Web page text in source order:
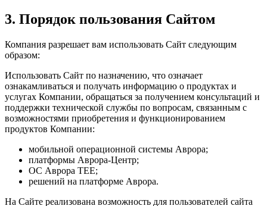
3. Порядок пользования Сайтом
Компания разрешает вам использовать Сайт следующим
образом:
Использовать Сайт по назначению, что означает
ознакамливаться и получать информацию о продуктах и
услугах Компании, обращаться за получением консультаций и
поддержки технической службы по вопросам, связанным с
возможностями приобретения и функционированием
продуктов Компании:
мобильной операционной системы Аврора;
платформы Аврора-Центр;
ОС Аврора TEE;
решений на платформе Аврора.
На Сайте реализована возможность для пользователей сайта